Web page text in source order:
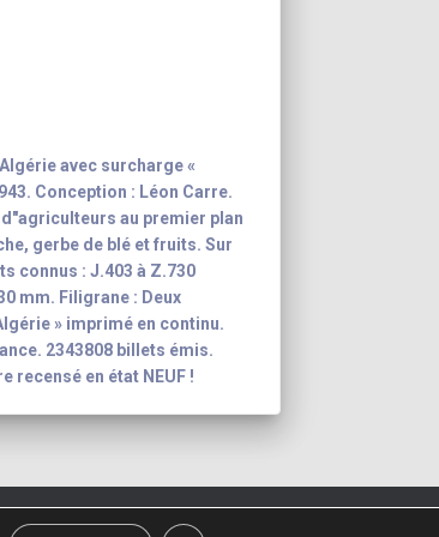
avec surcharge «
Conception : Léon Carre.
au premier plan
gerbe de blé et fruits. Sur
connus : J.403 à Z.730
mm. Filigrane : Deux
» imprimé en continu.
2343808 billets émis.
recensé en état NEUF !